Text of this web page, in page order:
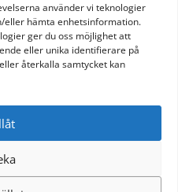
använder vi teknologier
eller hämta enhetsinformation.
ger du oss möjlighet att
eller unika identifierare på
återkalla samtycket kan